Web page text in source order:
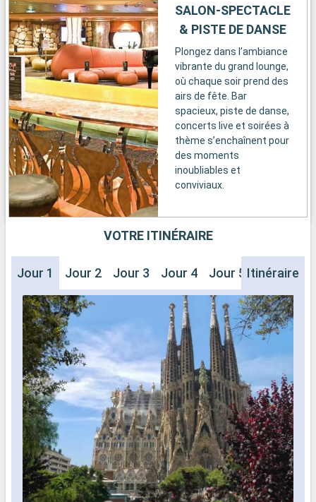
SALON-SPECTACLE
& PISTE DE DANSE
Plongez dans l’ambiance
vibrante du grand lounge,
où chaque soir prend des
airs de fête. Bar
spacieux, piste de danse,
concerts live et soirées à
thème s’enchaînent pour
des moments
inoubliables et
conviviaux.
VOTRE ITINÉRAIRE
Jour 1 Jour 2 Jour 3 Jour 4 Jour 5 Jour 6
Itinéraire